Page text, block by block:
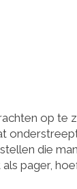
op te
die
pager,